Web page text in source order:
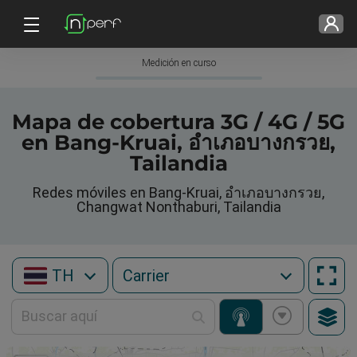
Medición en curso
Mapa de cobertura 3G / 4G / 5G
en Bang-Kruai, อำเภอบางกรวย,
Tailandia
Redes móviles en Bang-Kruai, อำเภอบางกรวย,
Changwat Nonthaburi, Tailandia
TH